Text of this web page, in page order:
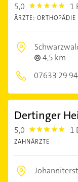
5,0 5.0 1
ÄRZTE:
4,5 km
07633 29 94
Dertinger
5,0 5.0 1
ZAHNÄRZTE